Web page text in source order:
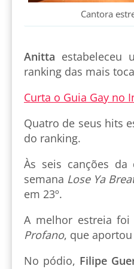
Cantora
Anitta estabeleceu
ranking das mais
Curta o Guia Gay no
Quatro de seus hits
do ranking.
Às seis canções
semana Lose Ya
em 23º.
A melhor estreia foi
Profano, que
No pódio, Filipe